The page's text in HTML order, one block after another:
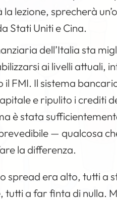
lezione, sprecherà
Stati Uniti e Cina.
dell’Italia sta
ai livelli attuali,
il FMI. Il sistema
e ripulito i crediti
è stata
— qualcosa
la differenza.
spread era alto, tutti a
tutti a far finta di nulla.